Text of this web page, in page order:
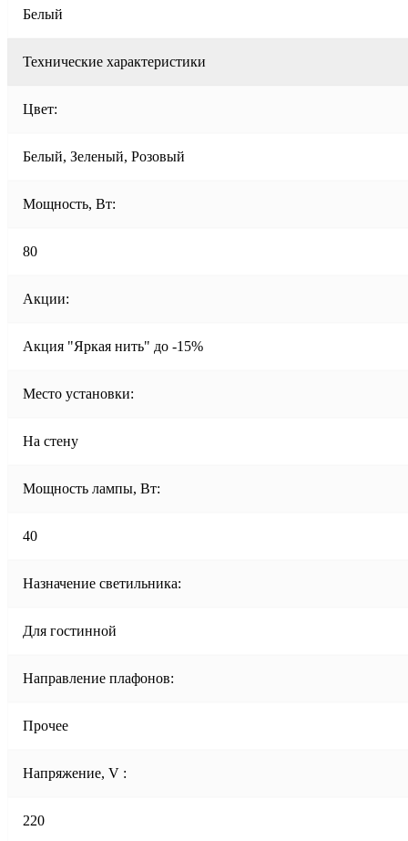
Белый
Технические характеристики
Цвет:
Белый, Зеленый, Розовый
Мощность, Вт:
80
Акции:
Акция "Яркая нить" до -15%
Место установки:
На стену
Мощность лампы, Вт:
40
Назначение светильника:
Для гостинной
Направление плафонов:
Прочее
Напряжение, V :
220